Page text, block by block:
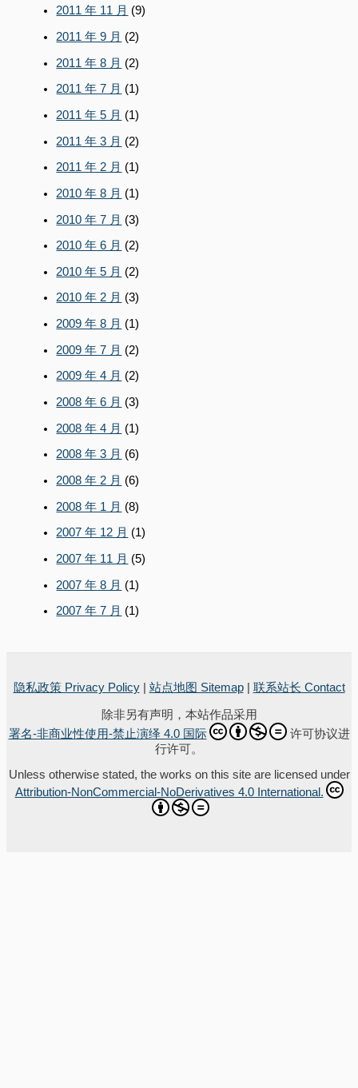
2011 年 11 月 (9)
2011 年 9 月 (2)
2011 年 8 月 (2)
2011 年 7 月 (1)
2011 年 5 月 (1)
2011 年 3 月 (2)
2011 年 2 月 (1)
2010 年 8 月 (1)
2010 年 7 月 (3)
2010 年 6 月 (2)
2010 年 5 月 (2)
2010 年 2 月 (3)
2009 年 8 月 (1)
2009 年 7 月 (2)
2009 年 4 月 (2)
2008 年 6 月 (3)
2008 年 4 月 (1)
2008 年 3 月 (6)
2008 年 2 月 (6)
2008 年 1 月 (8)
2007 年 12 月 (1)
2007 年 11 月 (5)
2007 年 8 月 (1)
2007 年 7 月 (1)
隐私政策 Privacy Policy| 站点地图 Sitemap| 联系站长 Contact
除非另有声明，本站作品采用
署名-非商业性使用-禁止演绎 4.0 国际
许可协议进
行许可。
Unless otherwise stated, the works on this site are licensed under
Attribution-NonCommercial-NoDerivatives 4.0 International.